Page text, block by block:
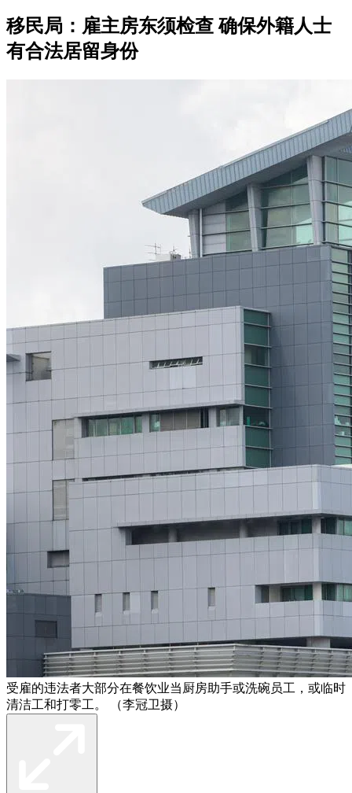
移民局：雇主房东须检查 确保外籍人士
有合法居留身份
受雇的违法者大部分在餐饮业当厨房助手或洗碗员工，或临时
清洁工和打零工。 （李冠卫摄）